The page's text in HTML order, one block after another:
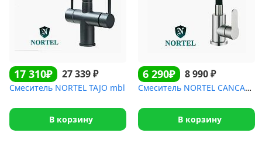
17 310₽ 27 339₽
Смеситель NORTEL TAJO mbl
В корзину
6 290₽ 8 990₽
Смеситель NORTEL CANCAS inbl
В корзину